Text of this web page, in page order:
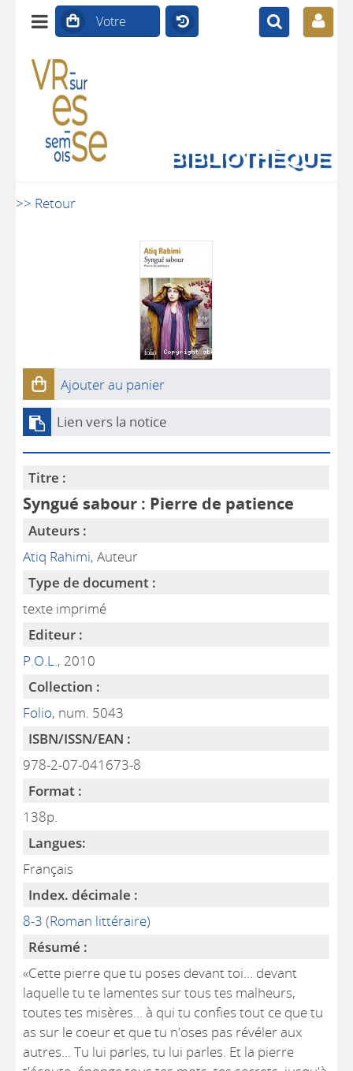
BIBLIOTHÈQUE
>> Retour
Ajouter au panier
Lien vers la notice
Titre :
Syngué sabour : Pierre de patience
Auteurs :
Atiq Rahimi, Auteur
Type de document :
texte imprimé
Editeur :
P.O.L., 2010
Collection :
Folio, num. 5043
ISBN/ISSN/EAN :
978-2-07-041673-8
Format :
138p.
Langues:
Français
Index. décimale :
8-3 (Roman littéraire)
Résumé :
«Cette pierre que tu poses devant toi... devant
laquelle tu te lamentes sur tous tes malheurs,
toutes tes misères... à qui tu confies tout ce que tu
as sur le coeur et que tu n'oses pas révéler aux
autres... Tu lui parles, tu lui parles. Et la pierre